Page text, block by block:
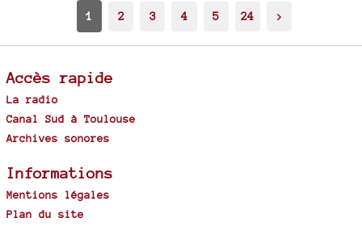
1 2 3 4 5 24 >
Accès rapide
La radio
Canal Sud à Toulouse
Archives sonores
Informations
Mentions légales
Plan du site